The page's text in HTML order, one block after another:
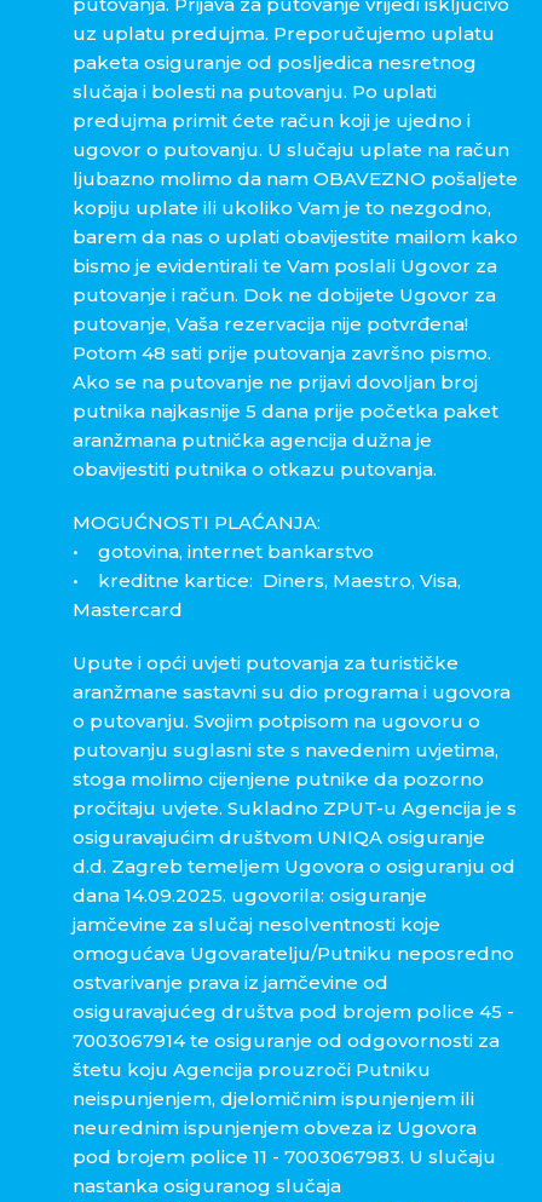
uz uplatu predujma. Preporučujemo uplatu
paketa osiguranje od posljedica nesretnog
slučaja i bolesti na putovanju. Po uplati
predujma primit ćete račun koji je ujedno i
ugovor o putovanju. U slučaju uplate na račun
ljubazno molimo da nam OBAVEZNO pošaljete
kopiju uplate ili ukoliko Vam je to nezgodno,
barem da nas o uplati obavijestite mailom kako
bismo je evidentirali te Vam poslali Ugovor za
putovanje i račun. Dok ne dobijete Ugovor za
putovanje, Vaša rezervacija nije potvrđena!
Potom 48 sati prije putovanja završno pismo.
Ako se na putovanje ne prijavi dovoljan broj
putnika najkasnije 5 dana prije početka paket
aranžmana putnička agencija dužna je
obavijestiti putnika o otkazu putovanja.
MOGUĆNOSTI PLAĆANJA:
• gotovina, internet bankarstvo
• kreditne kartice: Diners, Maestro, Visa,
Mastercard
Upute i opći uvjeti putovanja za turističke
aranžmane sastavni su dio programa i ugovora
o putovanju. Svojim potpisom na ugovoru o
putovanju suglasni ste s navedenim uvjetima,
stoga molimo cijenjene putnike da pozorno
pročitaju uvjete. Sukladno ZPUT-u Agencija je s
osiguravajućim društvom UNIQA osiguranje
d.d. Zagreb temeljem Ugovora o osiguranju od
dana 14.09.2025. ugovorila: osiguranje
jamčevine za slučaj nesolventnosti koje
omogućava Ugovaratelju/Putniku neposredno
ostvarivanje prava iz jamčevine od
osiguravajućeg društva pod brojem police 45 -
7003067914 te osiguranje od odgovornosti za
štetu koju Agencija prouzroči Putniku
neispunjenjem, djelomičnim ispunjenjem ili
neurednim ispunjenjem obveza iz Ugovora
pod brojem police 11 - 7003067983. U slučaju
nastanka osiguranog slučaja